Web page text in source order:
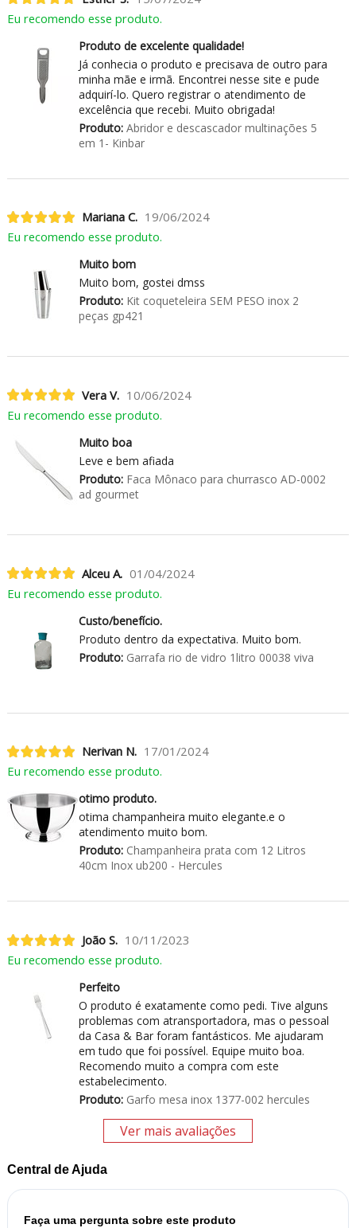
Eu recomendo esse produto.
Produto de excelente qualidade!
Já conhecia o produto e precisava de outro para
minha mãe e irmã. Encontrei nesse site e pude
adquirí-lo. Quero registrar o atendimento de
excelência que recebi. Muito obrigada!
Produto:Abridor e descascador multinações 5
em 1- Kinbar
Mariana C. 19/06/2024
Eu recomendo esse produto.
Muito bom
Muito bom, gostei dmss
Produto:Kit coqueteleira SEM PESO inox 2
peças gp421
Vera V. 10/06/2024
Eu recomendo esse produto.
Muito boa
Leve e bem afiada
Produto:Faca Mônaco para churrasco AD-0002
ad gourmet
Alceu A. 01/04/2024
Eu recomendo esse produto.
Custo/benefício.
Produto dentro da expectativa. Muito bom.
Produto:Garrafa rio de vidro 1litro 00038 viva
Nerivan N. 17/01/2024
Eu recomendo esse produto.
otimo produto.
otima champanheira muito elegante.e o
atendimento muito bom.
Produto:Champanheira prata com 12 Litros
40cm Inox ub200 - Hercules
João S. 10/11/2023
Eu recomendo esse produto.
Perfeito
O produto é exatamente como pedi. Tive alguns
problemas com atransportadora, mas o pessoal
da Casa & Bar foram fantásticos. Me ajudaram
em tudo que foi possível. Equipe muito boa.
Recomendo muito a compra com este
estabelecimento.
Produto:Garfo mesa inox 1377-002 hercules
Ver mais avaliações
Central de Ajuda
Faça uma pergunta sobre este produto